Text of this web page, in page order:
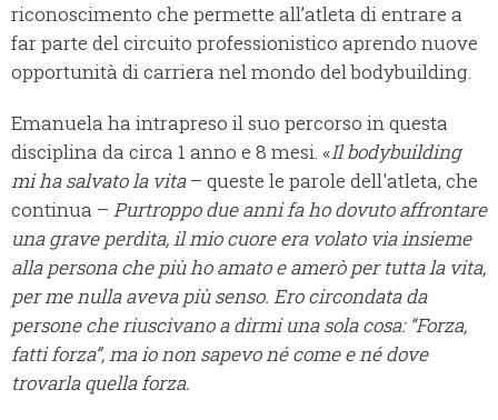
riconoscimento che permette all’atleta di entrare a
far parte del circuito professionistico aprendo nuove
opportunità di carriera nel mondo del bodybuilding.
Emanuela ha intrapreso il suo percorso in questa
disciplina da circa 1 anno e 8 mesi. «Il bodybuilding
mi ha salvato la vita– queste le parole dell'atleta, che
continua – Purtroppo due anni fa ho dovuto affrontare
una grave perdita, il mio cuore era volato via insieme
alla persona che più ho amato e amerò per tutta la vita,
per me nulla aveva più senso. Ero circondata da
persone che riuscivano a dirmi una sola cosa: “Forza,
fatti forza”, ma io non sapevo né come e né dove
trovarla quella forza.